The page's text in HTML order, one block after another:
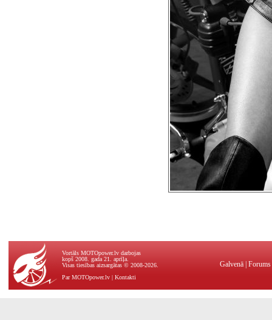
Vortāls MOTOpower.lv darbojas
kopš 2008. gada 21. aprīļa.
Visas tiesības aizsargātas © 2008-2026.
Par MOTOpower.lv | Kontakti
Galvenā Forums